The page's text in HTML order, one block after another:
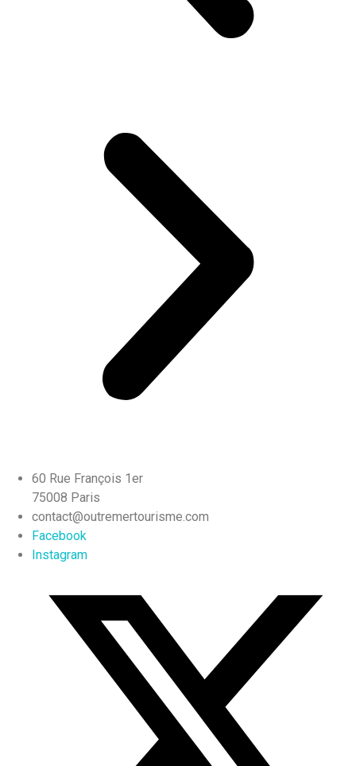
60 Rue François 1er
75008 Paris
contact@outremertourisme.com
Facebook
Instagram